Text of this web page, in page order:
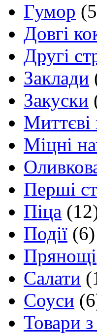
Гумор
Довгі
Другі
Заклади
Закуски
Миттєві
Міцні
Перші
Піца
Події (6)
Прянощі
Салати
Соуси
Товари з